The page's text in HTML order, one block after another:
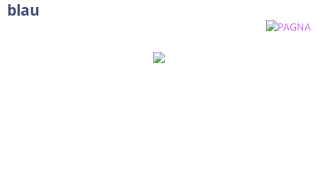
blau